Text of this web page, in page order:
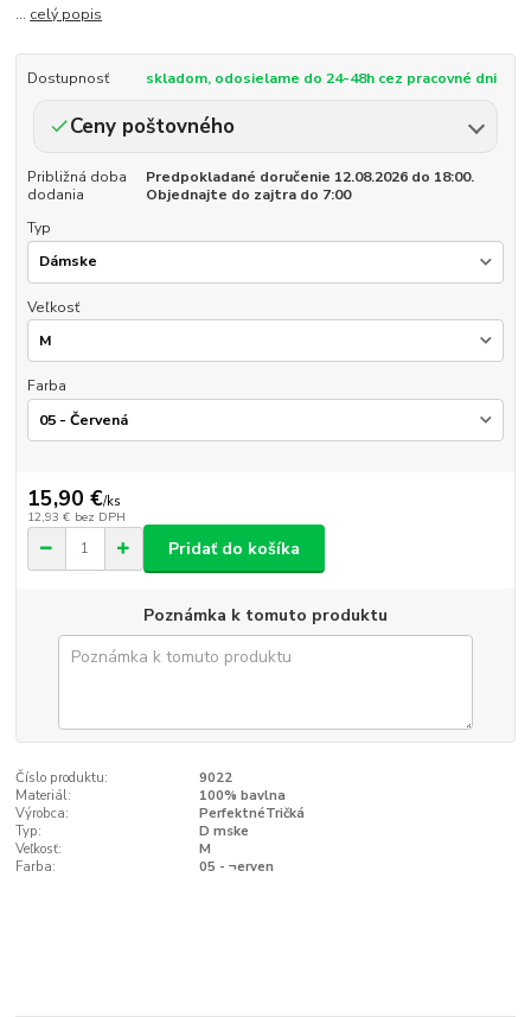
... celý popis
Dostupnosť skladom, odosielame do 24-48h cez pracovné dni
Ceny poštovného
Približná doba
dodania
Predpokladané doručenie 12.08.2026 do 18:00.
Objednajte do zajtra do 7:00
Typ
Veľkosť
Farba
15,90 €/ks
12,93 € bez DPH
Pridať do košíka
Poznámka k tomuto produktu
Číslo produktu:
9022
Materiál:
100% bavlna
Výrobca:
PerfektnéTričká
Typ:
D mske
Veľkosť:
M
Farba:
05 - ¬erven